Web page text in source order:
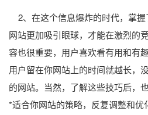
2、在这个信息爆炸的时代，掌
网站更加吸引眼球，才能在激烈的
容也很重要，用户喜欢看有用和有
用户留在你网站上的时间就越长，
的网站。当然，了解这些技巧后，
*适合你网站的策略，反复调整和